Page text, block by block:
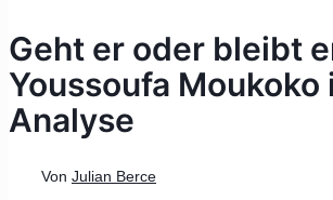
Geht er oder bleibt
Youssoufa Moukoko
Analyse
Von Julian Berce